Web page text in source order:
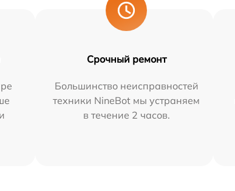
Срочный ремонт
Большинство неисправностей
техники NineBot мы устраняем
в течение 2 часов.